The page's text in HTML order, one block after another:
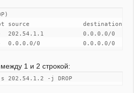
source               destination
202.54.1.1           0.0.0.0/0
0.0.0.0/0            0.0.0.0/0
1 и 2 строкой:
202.54.1.2 -j DROP